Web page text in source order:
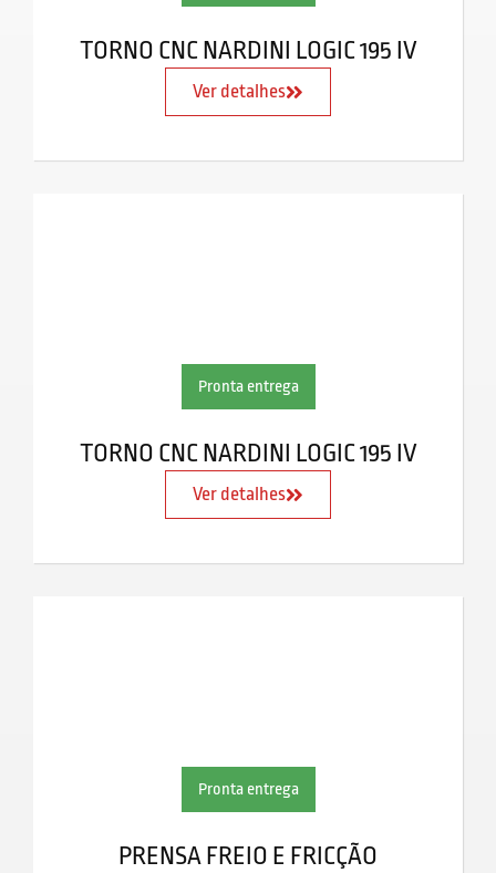
TORNO CNC NARDINI LOGIC 195 IV
Ver detalhes
Pronta entrega
TORNO CNC NARDINI LOGIC 195 IV
Ver detalhes
Pronta entrega
PRENSA FREIO E FRICÇÃO